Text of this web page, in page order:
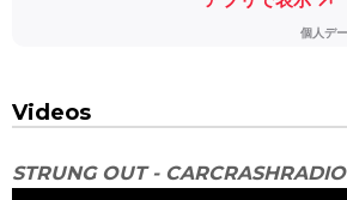
Videos
STRUNG OUT - CARCRASHRADIO